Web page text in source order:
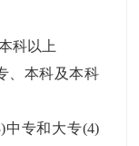
科以上
、本科及本科
中专和大专(4)